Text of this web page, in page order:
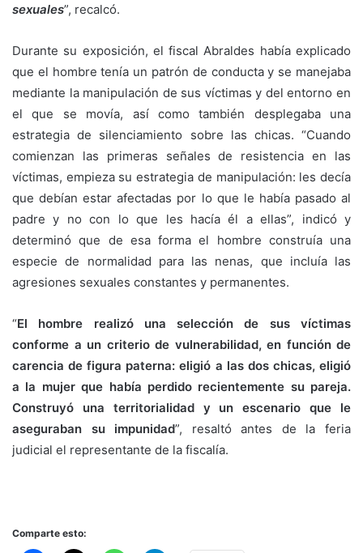
sexuales”, recalcó.
Durante su exposición, el fiscal Abraldes había explicado
que el hombre tenía un patrón de conducta y se manejaba
mediante la manipulación de sus víctimas y del entorno en
el que se movía, así como también desplegaba una
estrategia de silenciamiento sobre las chicas. “Cuando
comienzan las primeras señales de resistencia en las
víctimas, empieza su estrategia de manipulación: les decía
que debían estar afectadas por lo que le había pasado al
padre y no con lo que les hacía él a ellas”, indicó y
determinó que de esa forma el hombre construía una
especie de normalidad para las nenas, que incluía las
agresiones sexuales constantes y permanentes.
“El hombre realizó una selección de sus víctimas
conforme a un criterio de vulnerabilidad, en función de
carencia de figura paterna: eligió a las dos chicas, eligió
a la mujer que había perdido recientemente su pareja.
Construyó una territorialidad y un escenario que le
aseguraban su impunidad”, resaltó antes de la feria
judicial el representante de la fiscalía.
Comparte esto: